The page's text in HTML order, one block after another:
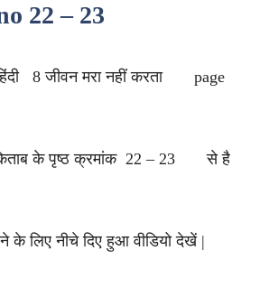
22 – 23
8 जीवन मरा नहीं करता page
किताब के पृष्ठ क्रमांक 22 – 23 से है
के लिए नीचे दिए हुआ वीडियो देखें |